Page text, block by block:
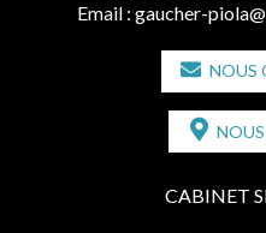
Email : gaucher-
NOUS
CABINET